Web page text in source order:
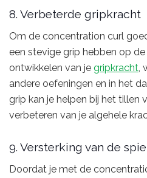
8. Verbeterde gripkracht
Om de concentration curl
een stevige grip hebben op
ontwikkelen van je gripkracht
andere oefeningen en in het
grip kan je helpen bij het tillen
verbeteren van je algehele
9. Versterking van de
Doordat je met de